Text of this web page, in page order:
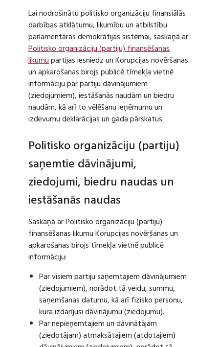
Lai nodrošinātu politisko organizāciju finansiālās
darbības atklātumu, likumību un atbilstību
parlamentārās demokrātijas sistēmai, saskaņā ar
Politisko organizāciju (partiju) finansēšanas
likumupartijas iesniedz un Korupcijas novēršanas
un apkarošanas birojs publicē tīmekļa vietnē
informāciju par partiju dāvinājumiem
(ziedojumiem), iestāšanās naudām un biedru
naudām, kā arī to vēlēšanu ieņēmumu un
izdevumu deklarācijas un gada pārskatus.
Politisko organizāciju (partiju)
saņemtie dāvinājumi,
ziedojumi, biedru naudas un
iestāšanās naudas
Saskaņā ar Politisko organizāciju (partiju)
finansēšanas likumu Korupcijas novēršanas un
apkarošanas birojs tīmekļa vietnē publicē
informāciju:
Par visiem partiju saņemtajiem dāvinājumiem
(ziedojumiem), norādot tā veidu, summu,
saņemšanas datumu, kā arī fizisko personu,
kura izdarījusi dāvinājumu (ziedojumu).
Par nepieņemtajiem un dāvinātājam
(ziedotājam) atmaksātajiem (atdotajiem)